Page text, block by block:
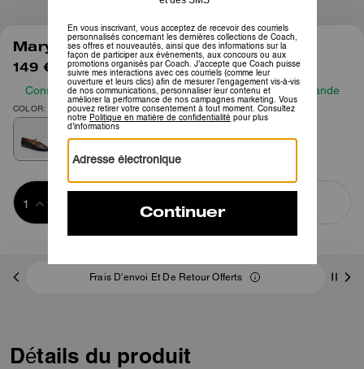
1/6
Mary Jane à Double Boucle
149 € 225 €
Consultez notre guide des tailles avant de passer commande
COLOR: Noir
ACHETER MAINTENANT
Frais D'envoi Et De Retour Offerts
Détails du produit